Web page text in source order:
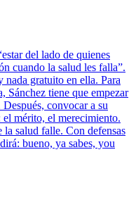
del lado de quienes
cuando la salud les falla”.
gratuito en ella. Para
Sánchez tiene que empezar
convocar a su
mérito, el merecimiento.
salud falle. Con defensas
bueno, ya sabes, you